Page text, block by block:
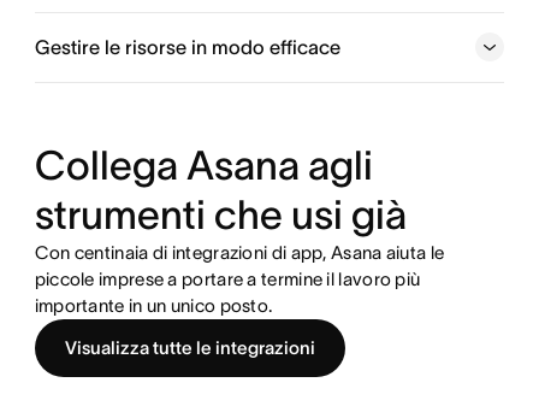
Gestire le risorse in modo efficace
Collega Asana agli
strumenti che usi già
Con centinaia di integrazioni di app, Asana aiuta le
piccole imprese a portare a termine il lavoro più
importante in un unico posto.
Visualizza tutte le integrazioni